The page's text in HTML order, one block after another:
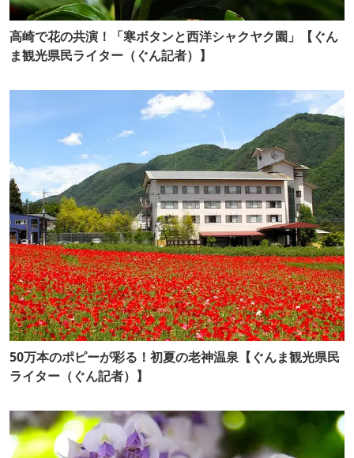
高崎で花の共演！「寒ボタンと西洋シャクヤク園」【ぐん
ま観光県民ライター（ぐん記者）】
50万本のポピーが彩る！初夏の老神温泉【ぐんま観光県民
ライター（ぐん記者）】